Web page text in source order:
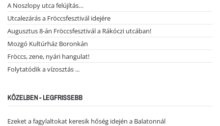
A Noszlopy utca felújítás…
Utcalezárás a Fröccsfesztivál idejére
Augusztus 8-án Fröccsfesztivál a Rákóczi utcában!
Mozgó Kultúrház Boronkán
Fröccs, zene, nyári hangulat!
Folytatódik a vízosztás ...
KÖZELBEN - LEGFRISSEBB
Ezeket a fagylaltokat keresik hőség idején a Balatonnál